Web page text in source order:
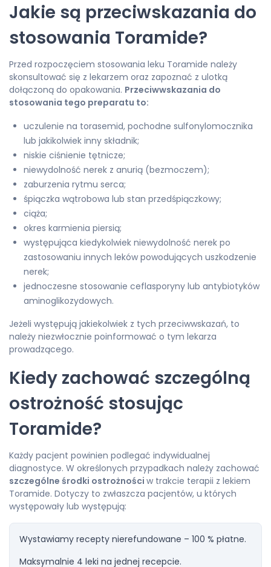
Jakie są przeciwskazania do
stosowania Toramide?
Przed rozpoczęciem stosowania leku Toramide należy
skonsultować się z lekarzem oraz zapoznać z ulotką
dołączoną do opakowania. Przeciwwskazania do
stosowania tego preparatu to:
uczulenie na torasemid, pochodne sulfonylomocznika
lub jakikolwiek inny składnik;
niskie ciśnienie tętnicze;
niewydolność nerek z anurią (bezmoczem);
zaburzenia rytmu serca;
śpiączka wątrobowa lub stan przedśpiączkowy;
ciąża;
okres karmienia piersią;
występująca kiedykolwiek niewydolność nerek po
zastosowaniu innych leków powodujących uszkodzenie
nerek;
jednoczesne stosowanie ceflasporyny lub antybiotyków
aminoglikozydowych.
Jeżeli występują jakiekolwiek z tych przeciwwskazań, to
należy niezwłocznie poinformować o tym lekarza
prowadzącego.
Kiedy zachować szczególną
ostrożność stosując
Toramide?
Każdy pacjent powinien podlegać indywidualnej
diagnostyce. W określonych przypadkach należy zachować
szczególne środki ostrożności w trakcie terapii z lekiem
Toramide. Dotyczy to zwłaszcza pacjentów, u których
występowały lub występują:
Wystawiamy recepty nierefundowane – 100 % płatne.
Maksymalnie 4 leki na jednej recepcie.